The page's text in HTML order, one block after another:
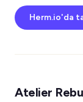
Herm.io'da
Atelier